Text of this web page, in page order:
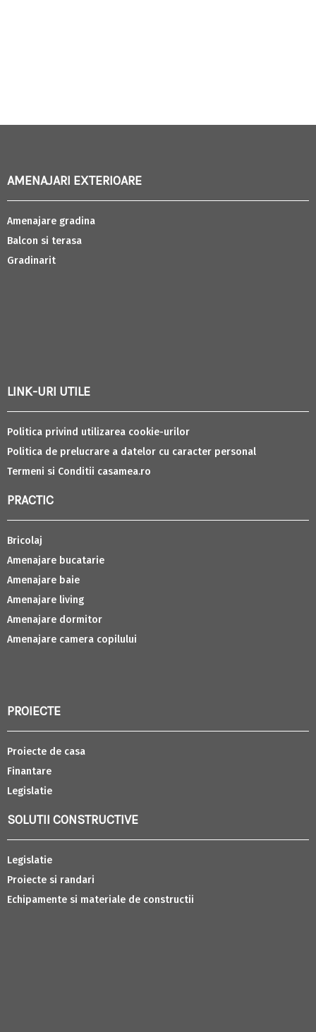
AMENAJARI EXTERIOARE
Amenajare gradina
Balcon si terasa
Gradinarit
LINK-URI UTILE
Politica privind utilizarea cookie-urilor
Politica de prelucrare a datelor cu caracter personal
Termeni si Conditii casamea.ro
PRACTIC
Bricolaj
Amenajare bucatarie
Amenajare baie
Amenajare living
Amenajare dormitor
Amenajare camera copilului
PROIECTE
Proiecte de casa
Finantare
Legislatie
SOLUTII CONSTRUCTIVE
Legislatie
Proiecte si randari
Echipamente si materiale de constructii